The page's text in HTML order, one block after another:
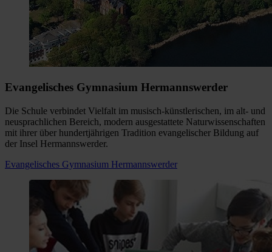
Evangelisches Gymnasium Hermannswerder
Die Schule verbindet Vielfalt im musisch-künstlerischen, im alt- und
neusprachlichen Bereich, modern ausgestattete Naturwissenschaften
mit ihrer über hundertjährigen Tradition evangelischer Bildung auf
der Insel Hermannswerder.
Evangelisches Gymnasium Hermannswerder